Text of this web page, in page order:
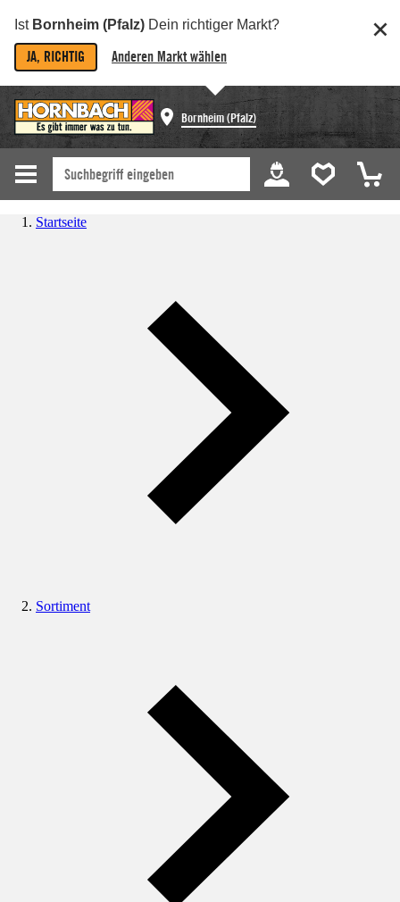
Ist Bornheim (Pfalz) Dein richtiger Markt?
JA, RICHTIG Anderen Markt wählen
Bornheim (Pfalz)
Startseite
Sortiment